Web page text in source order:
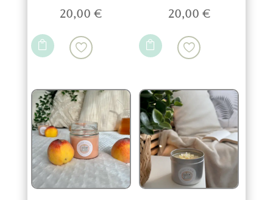
20,00€

20,00 €
